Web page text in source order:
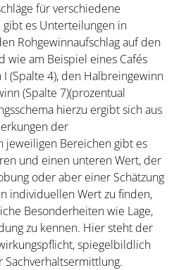
für verschiedene
gibt es Unterteilungen in
Rohgewinnaufschlag auf den
wie am Beispiel eines Cafés
(Spalte 4), den Halbreingewinn
(Spalte 7)(prozentual
hierzu ergibt sich aus
der
jeweiligen Bereichen gibt es
und einen unteren Wert, der
oder aber einer Schätzung
individuellen Wert zu finden,
Besonderheiten wie Lage,
zu kennen. Hier steht der
spiegelbildlich